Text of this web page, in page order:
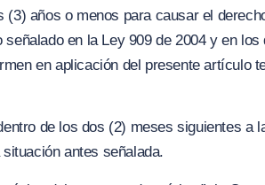
años o menos para causar el
en la Ley 909 de 2004 y en
en aplicación del presente artículo
de los dos (2) meses siguientes a
antes señalada.